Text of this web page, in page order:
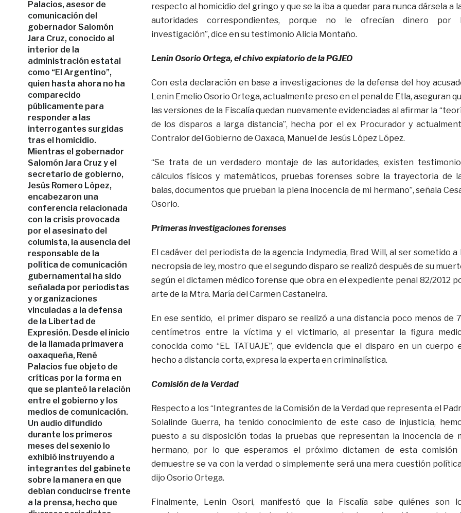
Palacios, asesor de
comunicación del
gobernador Salomón
Jara Cruz, conocido al
interior de la
administración estatal
como “El Argentino”,
quien hasta ahora no ha
comparecido
públicamente para
responder a las
interrogantes surgidas
tras el homicidio.
Mientras el gobernador
Salomón Jara Cruz y el
secretario de gobierno,
Jesús Romero López,
encabezaron una
conferencia relacionada
con la crisis provocada
por el asesinato del
columista, la ausencia del
responsable de la
política de comunicación
gubernamental ha sido
señalada por periodistas
y organizaciones
vinculadas a la defensa
de la Libertad de
Expresión. Desde el inicio
de la llamada primavera
oaxaqueña, René
Palacios fue objeto de
críticas por la forma en
que se planteó la relación
entre el gobierno y los
medios de comunicación.
Un audio difundido
durante los primeros
meses del sexenio lo
exhibió instruyendo a
integrantes del gabinete
sobre la manera en que
debían conducirse frente
a la prensa, hecho que
respecto al homicidio del gringo y que se la iba a quedar para nunca dársela a
autoridades correspondientes, porque no le ofrecían dinero por
investigación”, dice en su testimonio Alicia Montaño.
Lenin Osorio Ortega, el chivo expiatorio de la PGJEO
Con esta declaración en base a investigaciones de la defensa del hoy
Lenin Emelio Osorio Ortega, actualmente preso en el penal de Etla, aseguran
las versiones de la Fiscalía quedan nuevamente evidenciadas al afirmar la
de los disparos a larga distancia”, hecha por el ex Procurador y
Contralor del Gobierno de Oaxaca, Manuel de Jesús López López.
“Se trata de un verdadero montaje de las autoridades, existen
cálculos físicos y matemáticos, pruebas forenses sobre la trayectoria de
balas, documentos que prueban la plena inocencia de mi hermano”, señala
Osorio.
Primeras investigaciones forenses
El cadáver del periodista de la agencia Indymedia, Brad Will, al ser sometido a
necropsia de ley, mostro que el segundo disparo se realizó después de su
según el dictamen médico forense que obra en el expediente penal 82/2012
arte de la Mtra. María del Carmen Castaneira.
En ese sentido, el primer disparo se realizó a una distancia poco menos de
centímetros entre la víctima y el victimario, al presentar la figura
conocida como “EL TATUAJE”, que evidencia que el disparo en un cuerpo
hecho a distancia corta, expresa la experta en criminalística.
Comisión de la Verdad
Respecto a los “Integrantes de la Comisión de la Verdad que representa el
Solalinde Guerra, ha tenido conocimiento de este caso de injusticia,
puesto a su disposición todas la pruebas que representan la inocencia de
hermano, por lo que esperamos el próximo dictamen de esta comisión
demuestre se va con la verdad o simplemente será una mera cuestión
dijo Osorio Ortega.
Finalmente, Lenin Osori, manifestó que la Fiscalía sabe quiénes son